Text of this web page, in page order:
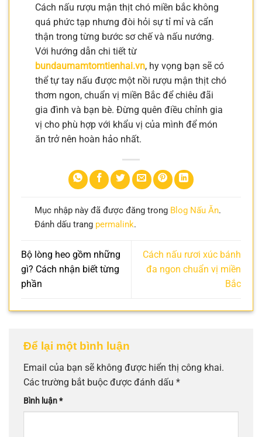
Cách nấu rượu mận thịt chó miền bắc không
quá phức tạp nhưng đòi hỏi sự tỉ mỉ và cẩn
thận trong từng bước sơ chế và nấu nướng.
Với hướng dẫn chi tiết từ
bundaumamtomtienhai.vn, hy vọng bạn sẽ có
thể tự tay nấu được một nồi rượu mận thịt chó
thơm ngon, chuẩn vị miền Bắc để chiêu đãi
gia đình và bạn bè. Đừng quên điều chỉnh gia
vị cho phù hợp với khẩu vị của mình để món
ăn trở nên hoàn hảo nhất.
Mục nhập này đã được đăng trong Blog Nấu Ăn.
Đánh dấu trang permalink.
Bộ lòng heo gồm những
gì? Cách nhận biết từng
phần
Cách nấu rươi xúc bánh
đa ngon chuẩn vị miền
Bắc
Để lại một bình luận
Email của bạn sẽ không được hiển thị công khai.
Các trường bắt buộc được đánh dấu *
Bình luận*